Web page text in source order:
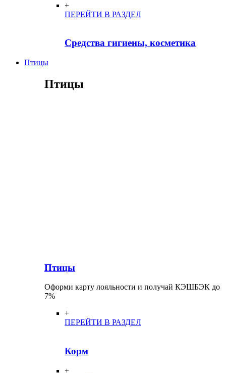
+
ПЕРЕЙТИ В РАЗДЕЛ
Средства гигиены, косметика
Птицы
Птицы
Птицы
Оформи карту лояльности и получай КЭШБЭК до
7%
+
ПЕРЕЙТИ В РАЗДЕЛ
Корм
+